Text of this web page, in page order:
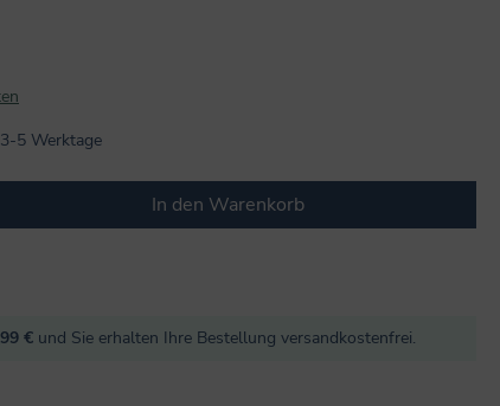
5 Werktage
gewünschten Wert ein oder
In den Warenkorb
€ und Sie erhalten Ihre Bestellung versandkostenfrei.